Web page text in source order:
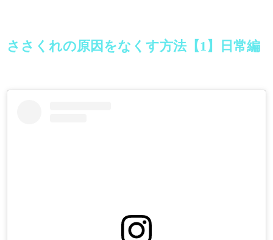
ささくれの原因をなくす方法【1】日常編